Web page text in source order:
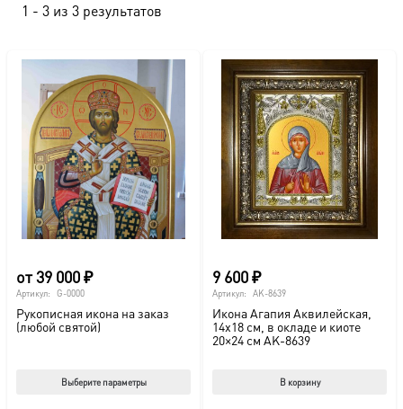
1 - 3 из 3 результатов
от39 000₽
Артикул: G-0000
Рукописная икона на заказ
(любой святой)
Выберите параметры
9 600₽
Артикул: AK-8639
Икона Агапия Аквилейская,
14х18 см, в окладе и киоте
20×24 см AK-8639
В корзину